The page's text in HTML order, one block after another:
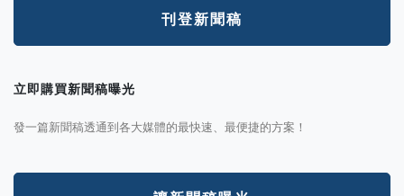
刊登新聞稿
立即購買新聞稿曝光
發一篇新聞稿透通到各大媒體的最快速、最便捷的方案！